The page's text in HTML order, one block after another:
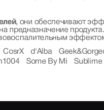
, они обеспечивают
предназначение
CosrX d'Alba
Some By Mi Sublime